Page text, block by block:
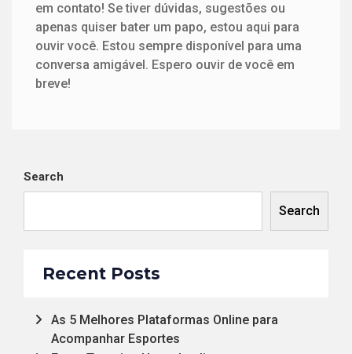
em contato! Se tiver dúvidas, sugestões ou
apenas quiser bater um papo, estou aqui para
ouvir você. Estou sempre disponível para uma
conversa amigável. Espero ouvir de você em
breve!
Search
Search
Recent Posts
As 5 Melhores Plataformas Online para
Acompanhar Esportes